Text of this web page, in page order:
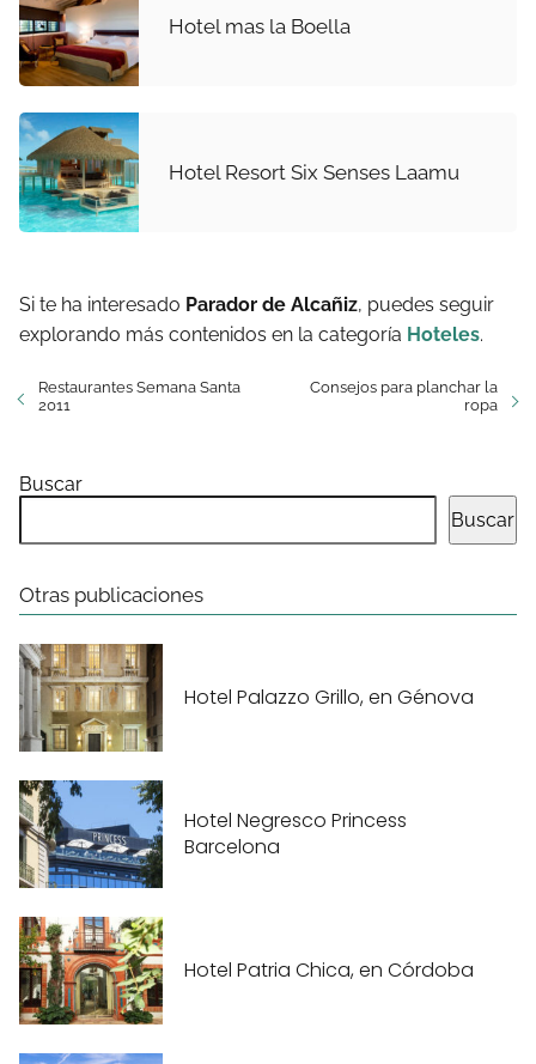
Hotel mas la Boella
Hotel Resort Six Senses Laamu
Si te ha interesado Parador de Alcañiz, puedes seguir
explorando más contenidos en la categoría Hoteles.
Restaurantes Semana Santa
2011
Consejos para planchar la
ropa
Buscar
Buscar
Otras publicaciones
Hotel Palazzo Grillo, en Génova
Hotel Negresco Princess
Barcelona
Hotel Patria Chica, en Córdoba